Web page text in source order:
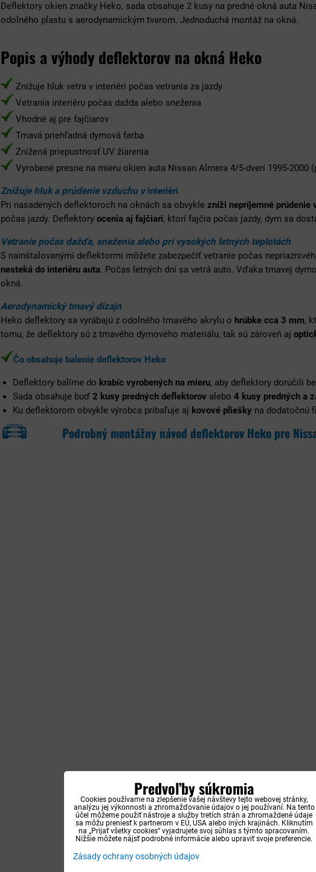
Deflektory okien značky Heko, sada obsahuje 2 kusy na predné okná auta
odolného plastu s aerodynamickým tvarom. Jednoduchá montáž na okná.
Popis a výhody deflektorov na okná Heko
Znižuje hluk vetra v interiéri počas vetrania za jazdy
Vetrania interiéru počas dažda alebo sneženia
Vhodné aj pre fajčiarov
Tmavá priehľadná dymová farba
Znížená priepustnosť UV žiarenia
Vyrobené presne na mieru okien auta Nissan Almera 4/5-dverí 1995-2000
Znižuje hluk a prúdenie vzduchu vinteriéri
Pri nasadených deflektoroch na oknách sa obvykle zníži nepríjemné prúdenie
počas jazdy. Deflektory ocenia aj fajčiari, ktorí fajčia počas jazdy, dym sa
Vetranie počas dažďa, sneženia alebo pri vysokých letných teplotách
S nainštalovanými deflektormi môžete zabezpečiť vetranie počas
nesteká do interiéru auta. Počas letných dní sa vetrá auto. Vďaka tmavej
okná.
Aerodynamický tmavý dizajn
Heko deflektory sa vyrábajú z odolného tmavého akrylu o hrúbke cca 3 mm,
tomu, že deflektory sú z tmavého dymového materiálu, tak sú zároveň aj
Čo obsahuje balenie deflektorov Heko
Deflektory balíme do krabíc vyrobených na mieru, aby deflektory doručili
Sada obsahuje buď 2 kusy predných deflektorov alebo 4 kusy predných a
Ku deflektorom obvykle výrobca pribaľuje aj kovové pliešky na dodatočnú
Podrobný montážny návod deflektorov Heko pre
Predvoľby súkromia
Cookies používame na zlepšenie vašej návštevy tejto webovej stránky,
analýzu jej výkonnosti a zhromažďovanie údajov o jej používaní. Na tento
účel môžeme použiť nástroje a služby tretích strán a zhromaždené údaje
sa môžu preniesť k partnerom v EÚ, USA alebo iných krajinách. Kliknutím
na „Prijať všetky cookies“ vyjadrujete svoj súhlas s týmto spracovaním.
Nižšie môžete nájsť podrobné informácie alebo upraviť svoje preferencie.
Zásady ochrany osobných údajov